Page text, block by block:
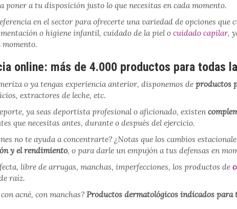
poner a tu disposición justo lo que necesitas en cada momento.
en el sector para ofrecerte una variedad de opciones
o higiene infantil, cuidado de la piel o cuidado capilar,
online: más de 4.000 productos para todas
o ya tengas experiencia anterior, disponemos de productos
extractores de leche, etc.
ya seas deportista profesional o aficionado, existen
que necesitas antes, durante o después del ejercicio.
no te ayuda a concentrarte? ¿Notas que los cambios
y el rendimiento, o para darle un empujón a tus defensas en
libre de arrugas, manchas, imperfecciones, los productos de
raíz.
acné, con manchas? Productos dermatológicos indicados para